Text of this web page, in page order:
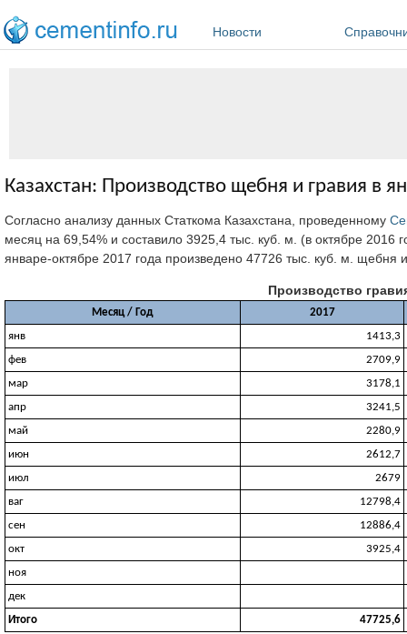
Новости
Казахстан: Производство щебня и гравия в
Согласно анализу данных Статкома Казахстана, проведенному
месяц на 69,54% и составило 3925,4 тыс. куб. м. (в октябре 2016
январе-октябре 2017 года произведено 47726 тыс. куб. м. щебня
Производство
Месяц / Год
2017
янв
1413,3
фев
2709,9
мар
3178,1
апр
3241,5
май
2280,9
июн
2612,7
июл
2679
ваг
12798,4
сен
12886,4
окт
3925,4
ноя
дек
Итого
47725,6